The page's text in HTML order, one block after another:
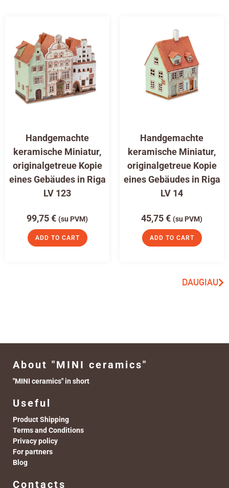
Handgemachte
keramische Miniatur,
originalgetreue Kopie
eines Gebäudes in Riga
LV 123
99,75€ (su PVM)
ADD TO CART
Handgemachte
keramische Miniatur,
originalgetreue Kopie
eines Gebäudes in Riga
LV 14
45,75€ (su PVM)
ADD TO CART
DAUGIAU
About "MINI ceramics"
"MINI ceramics" in short
Useful
Product Shipping
Terms and Conditions
Privacy policy
For partners
Blog
Contacts